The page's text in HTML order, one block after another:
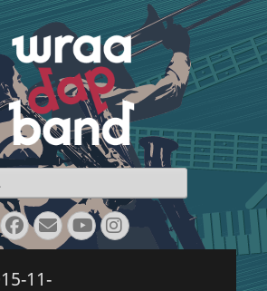
WraaDap Band
Facebook
EmailYouTube
Instagram
11-